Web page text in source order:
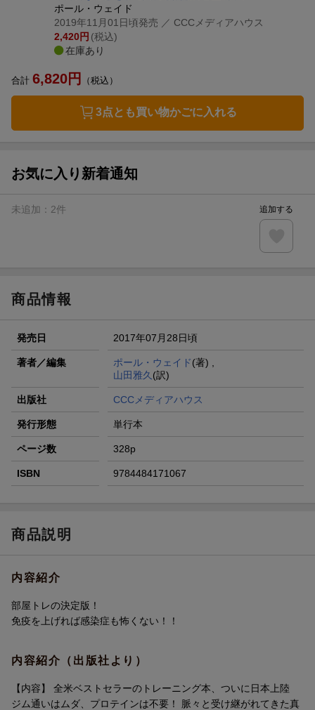
ポール・ウェイド
2019年11月01日頃発売 ／ CCCメディアハウス
2,420円 (税込)
在庫あり
合計 6,820円 （税込）
3点とも買い物かごに入れる
お気に入り新着通知
未追加： 2件 追加する
商品情報
発売日 2017年07月28日頃
著者／編集 ポール・ウェイド(著) ,
山田雅久 (訳)
出版社 CCCメディアハウス
発行形態 単行本
ページ数 328p
ISBN 9784484171067
商品説明
内容紹介
部屋トレの決定版！
免疫を上げれば感染症も怖くない！！
内容紹介（出版社より）
【内容】 全米ベストセラーのトレーニング本、ついに日本上陸
ジム通いはムダ、プロテインは不要！ 脈々と受け継がれてきた真